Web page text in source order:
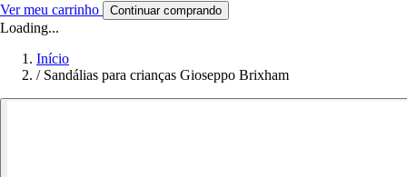
Ver meu carrinho Continuar comprando
Loading...
Início
/ Sandálias para crianças Gioseppo Brixham